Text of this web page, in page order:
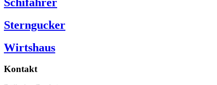
Schifahrer
Sterngucker
Wirtshaus
Kontakt